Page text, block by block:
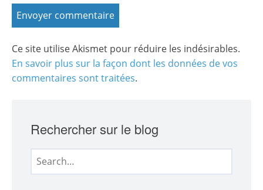
Ce site utilise Akismet pour réduire les indésirables.
En savoir plus sur la façon dont les données de vos
commentaires sont traitées.
Rechercher sur le blog
Search